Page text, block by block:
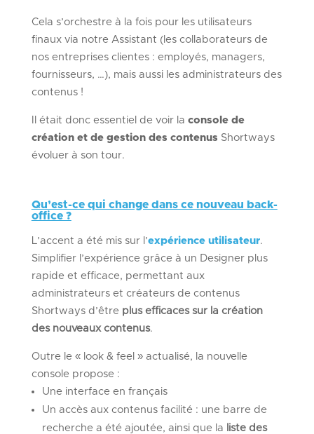
Cela s’orchestre à la fois pour les utilisateurs
finaux via notre Assistant (les collaborateurs de
nos entreprises clientes : employés, managers,
fournisseurs, …), mais aussi les administrateurs des
contenus !
Il était donc essentiel de voir la console de
création et de gestion des contenus Shortways
évoluer à son tour.
Qu’est-ce qui change dans ce nouveau back-
office ?
L’accent a été mis sur l’expérience utilisateur.
Simplifier l’expérience grâce à un Designer plus
rapide et efficace, permettant aux
administrateurs et créateurs de contenus
Shortways d’être plus efficaces sur la création
des nouveaux contenus.
Outre le « look & feel » actualisé, la nouvelle
console propose :
Une interface en français
Un accès aux contenus facilité : une barre de
recherche a été ajoutée, ainsi que la liste des